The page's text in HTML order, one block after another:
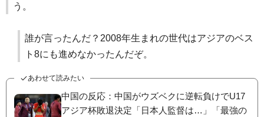
う。
誰が言ったんだ？2008年生まれの世代はアジアのベス
ト8にも進めなかったんだぞ。
あわせて読みたい
中国の反応：中国がウズベクに逆転負けでU17
アジア杯敗退決定「日本人監督は…」「最強の